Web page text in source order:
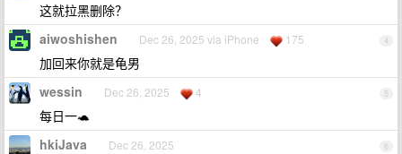
这就拉黑删除？
4
aiwoshishen Dec 26, 2025 via iPhone 175
加回来你就是龟男
5
wessin Dec 26, 2025 4
每日一🐢
6
hkiJava Dec 26, 2025